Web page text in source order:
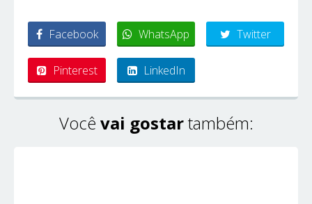
Facebook WhatsApp Twitter
Pinterest LinkedIn
Você vai gostartambém: